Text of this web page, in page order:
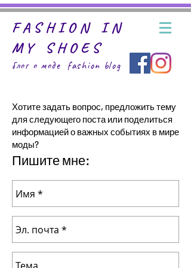
FASHION IN
MY SHOES
блог о моде fashion blog
Хотите задать вопрос, предложить тему
для следующего поста или поделиться
информацией о важных событиях в мире
моды?
Пишите мне: